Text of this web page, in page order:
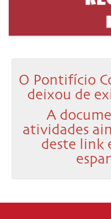
O Pontifício
deixou de
A
atividades
deste link